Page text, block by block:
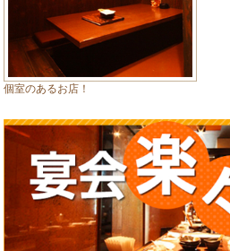
個室のあるお店！